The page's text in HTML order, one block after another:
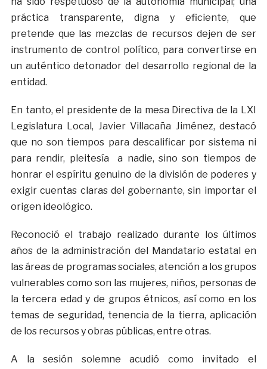
práctica transparente, digna y eficiente, que
pretende que las mezclas de recursos dejen de ser
instrumento de control político, para convertirse en
un auténtico detonador del desarrollo regional de la
entidad.
En tanto, el presidente de la mesa Directiva de la LXI
Legislatura Local, Javier Villacaña Jiménez, destacó
que no son tiempos para descalificar por sistema ni
para rendir, pleitesía a nadie, sino son tiempos de
honrar el espíritu genuino de la división de poderes y
exigir cuentas claras del gobernante, sin importar el
origen ideológico.
Reconoció el trabajo realizado durante los últimos
años de la administración del Mandatario estatal en
las áreas de programas sociales, atención a los grupos
vulnerables como son las mujeres, niños, personas de
la tercera edad y de grupos étnicos, así como en los
temas de seguridad, tenencia de la tierra, aplicación
de los recursos y obras públicas, entre otras.
A la sesión solemne acudió como invitado el